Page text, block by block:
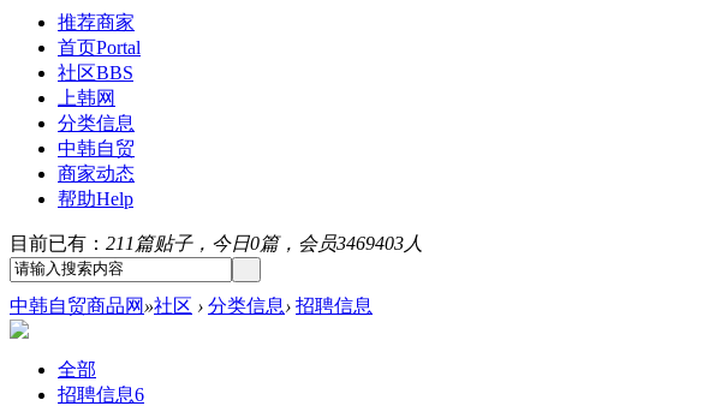
推荐商家
首页Portal
社区BBS
上韩网
分类信息
中韩自贸
商家动态
帮助Help
目前已有： 211篇贴子，今日0篇，会员3469403人
中韩自贸商品网 »社区 › 分类信息› 招聘信息
全部
招聘信息6